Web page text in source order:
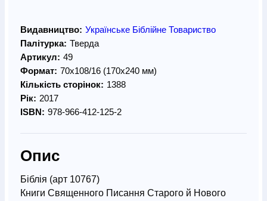
Видавництво: Українське Біблійне Товариство
Палітурка: Тверда
Артикул: 49
Формат: 70х108/16 (170х240 мм)
Кількість сторінок: 1388
Рік: 2017
ISBN: 978-966-412-125-2
Опис
Біблія (арт 10767)
Книги Священного Писання Старого й Нового